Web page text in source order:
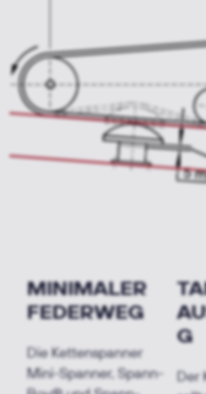
MINIMALER
FEDERWEG
Die Kettenspanner
Mini-Spanner, Spann-
G
Der